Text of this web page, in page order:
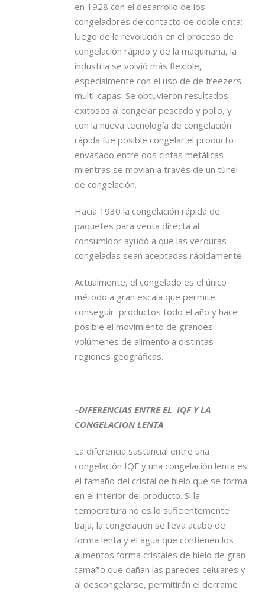
en 1928 con el desarrollo de los
congeladores de contacto de doble cinta;
luego de la revolución en el proceso de
congelación rápido y de la maquinaria, la
industria se volvió más flexible,
especialmente con el uso de de freezers
multi-capas. Se obtuvieron resultados
exitosos al congelar pescado y pollo, y
con la nueva tecnología de congelación
rápida fue posible congelar el producto
envasado entre dos cintas metálicas
mientras se movían a través de un túnel
de congelación.
Hacia 1930 la congelación rápida de
paquetes para venta directa al
consumidor ayudó a que las verduras
congeladas sean aceptadas rápidamente.
Actualmente, el congelado es el único
método a gran escala que permite
conseguir productos todo el año y hace
posible el movimiento de grandes
volúmenes de alimento a distintas
regiones geográficas.
–DIFERENCIAS ENTRE EL IQF Y LA
CONGELACION LENTA
La diferencia sustancial entre una
congelación IQF y una congelación lenta es
el tamaño del cristal de hielo que se forma
en el interior del producto. Si la
temperatura no es lo suficientemente
baja, la congelación se lleva acabo de
forma lenta y el agua que contienen los
alimentos forma cristales de hielo de gran
tamaño que dañan las paredes celulares y
al descongelarse, permitirán el derrame